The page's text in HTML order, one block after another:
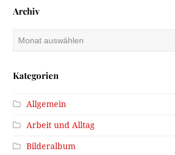
Archiv
Kategorien
Allgemein
Arbeit und Alltag
Bilderalbum